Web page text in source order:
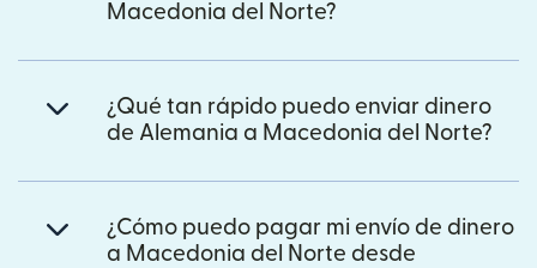
Macedonia del Norte?
¿Qué tan rápido puedo enviar dinero
de Alemania a Macedonia del Norte?
¿Cómo puedo pagar mi envío de dinero
a Macedonia del Norte desde